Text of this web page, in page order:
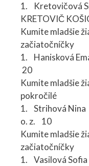
1. Kretovičová
KRETOVIČ
Kumite mladšie
začiatočníčky
1. Hanisková
20
Kumite mladšie
pokročilé
1. Strihová Nina
o. z. 10
Kumite mladšie
začiatočníčky
1. Vasilová